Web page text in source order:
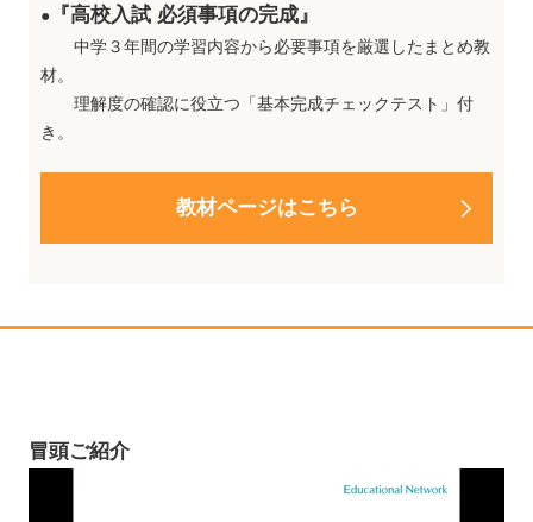
●『高校入試 必須事項の完成』
中学３年間の学習内容から必要事項を厳選したまとめ教
材。
理解度の確認に役立つ「基本完成チェックテスト」付
き。
教材ページはこちら
冒頭ご紹介